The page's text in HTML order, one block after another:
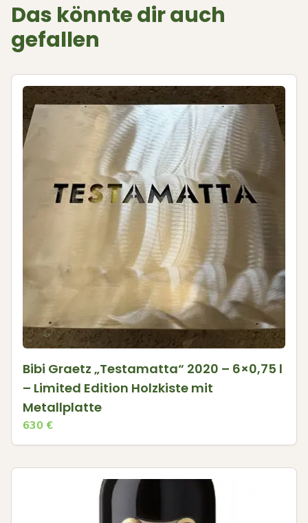
Das könnte dir auch
gefallen
Bibi Graetz „Testamatta“ 2020 – 6×0,75 l
– Limited Edition Holzkiste mit
Metallplatte
630 €